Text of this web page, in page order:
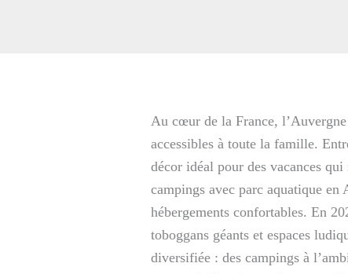
Au cœur de la France,
accessibles à toute la famille.
décor idéal pour des vacances
campings avec parc aquatique
hébergements confortables. En
toboggans géants et espaces
diversifiée : des campings à